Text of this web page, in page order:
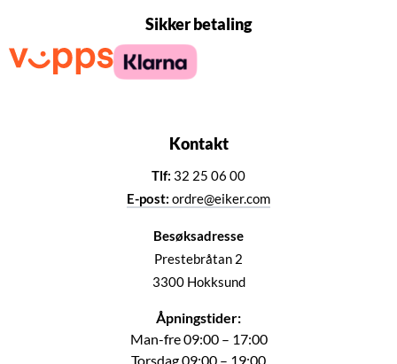
Sikker betaling
Kontakt
Tlf: 32 25 06 00
E-post: ordre@eiker.com
Besøksadresse
Prestebråtan 2
3300 Hokksund
Åpningstider:
Man-fre 09:00 – 17:00
Torsdag 09:00 – 19:00